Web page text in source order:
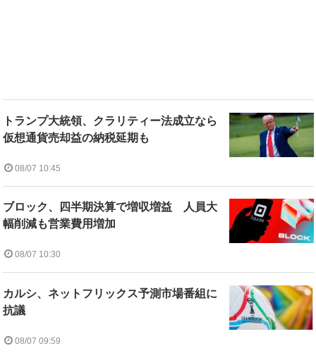
トランプ大統領、クラリティー法成立なら
仮想通貨売却益の納税延期も
08/07 10:45
ブロック、四半期決算で増収増益 人員大
幅削減も営業費用増加
08/07 10:30
カルシ、ネットフリックス予測市場番組に
抗議
08/07 09:59